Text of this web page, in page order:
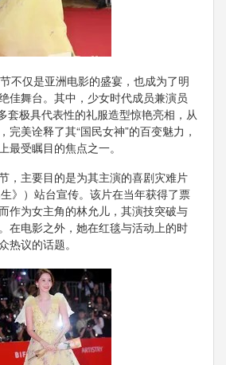
不仅是亚洲电影的盛宴，也成为了明
佳舞台。其中，少女时代成员兼演员
套极具代表性的礼服造型惊艳亮相，从
完美诠释了其“国民女神”的百变魅力，
最受瞩目的焦点之一。
，主要目的是为其主演的喜剧灾难片
生》）站台宣传。该片在当年获得了票
作为女主角的林允儿，其演技突破与
在电影之外，她在红毯与活动上的时
热议的话题。